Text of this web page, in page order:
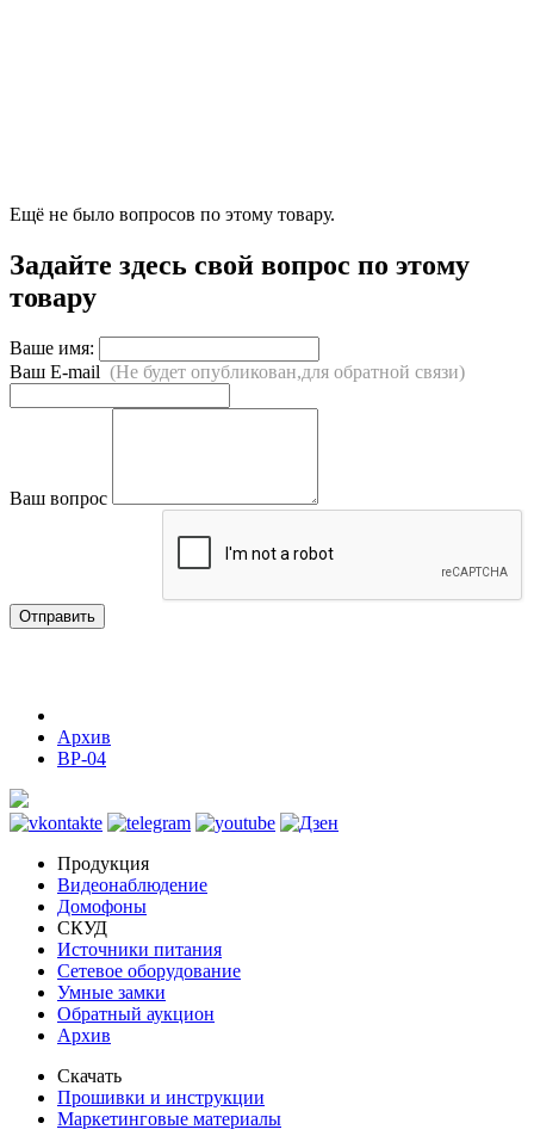
Ещё не было вопросов по этому товару.
Задайте здесь свой вопрос по этому
товару
Ваше имя:
Ваш E-mail (Не будет опубликован,для обратной связи)
Ваш вопрос
Отправить
Архив
ВР-04
Продукция
Видеонаблюдение
Домофоны
СКУД
Источники питания
Сетевое оборудование
Умные замки
Обратный аукцион
Архив
Скачать
Прошивки и инструкции
Маркетинговые материалы